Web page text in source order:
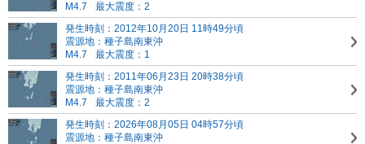
M4.7
最大震度：2
発生時刻：2012年10月20日 11時49分頃
震源地：種子島南東沖
M4.7
最大震度：1
発生時刻：2011年06月23日 20時38分頃
震源地：種子島南東沖
M4.7
最大震度：2
発生時刻：2026年08月05日 04時57分頃
震源地：種子島南東沖